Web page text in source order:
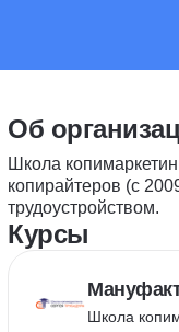
Об
Школа
копирайтеров (с
трудоустройством.
Курсы
Школа